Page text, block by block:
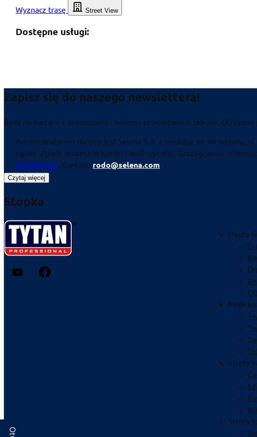
Wyznacz trasę Street View
Dostępne usługi:
Zapisz się do naszego newslettera!
Bądź na bieżąco z promocjami i nowymi produktami w sklepie.
Administratorem danych jest Selena S.A. z siedzibą we Wrocławiu,
zgody. Zgodę możesz w każdej chwili wycofać. Szczegółowe
Prywatności. Kontakt: rodo@selena.com.
Czytaj więcej
Stopka
Nasza
O
Moje
Strefa
Strefa